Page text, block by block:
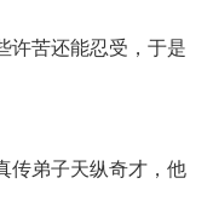
许苦还能忍受，于是
弟子天纵奇才，他